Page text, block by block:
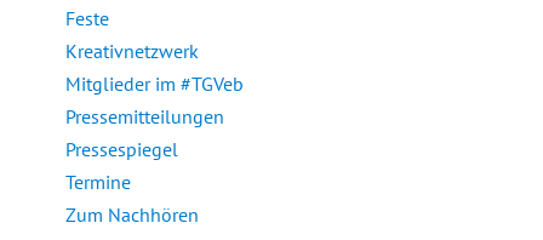
Feste
Kreativnetzwerk
Mitglieder im #TGVeb
Pressemitteilungen
Pressespiegel
Termine
Zum Nachhören